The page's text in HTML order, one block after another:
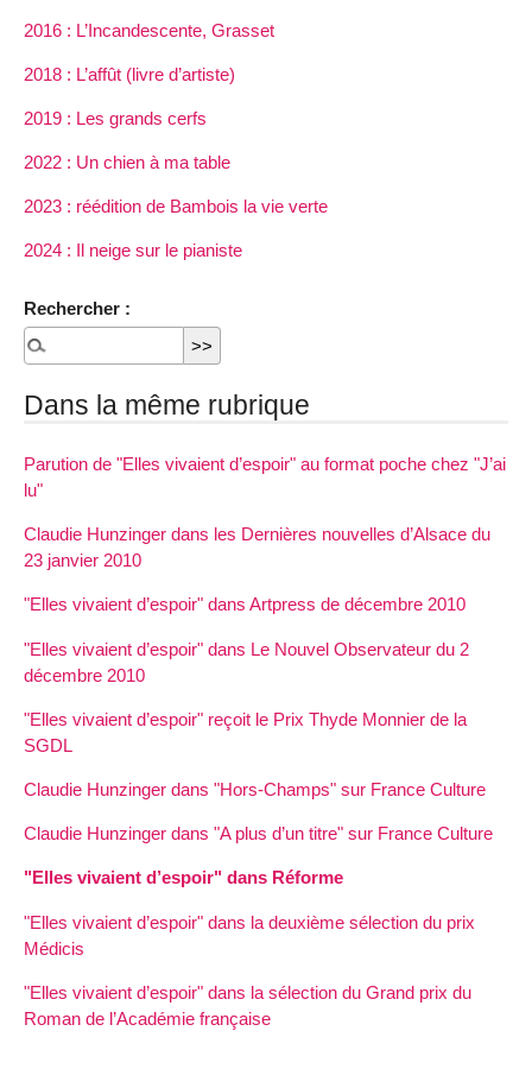
2016 : L’Incandescente, Grasset
2018 : L’affût (livre d’artiste)
2019 : Les grands cerfs
2022 : Un chien à ma table
2023 : réédition de Bambois la vie verte
2024 : Il neige sur le pianiste
Rechercher :
Dans la même rubrique
Parution de "Elles vivaient d’espoir" au format poche chez "J’ai
lu"
Claudie Hunzinger dans les Dernières nouvelles d’Alsace du
23 janvier 2010
"Elles vivaient d’espoir" dans Artpress de décembre 2010
"Elles vivaient d’espoir" dans Le Nouvel Observateur du 2
décembre 2010
"Elles vivaient d’espoir" reçoit le Prix Thyde Monnier de la
SGDL
Claudie Hunzinger dans "Hors-Champs" sur France Culture
Claudie Hunzinger dans "A plus d’un titre" sur France Culture
"Elles vivaient d’espoir" dans Réforme
"Elles vivaient d’espoir" dans la deuxième sélection du prix
Médicis
"Elles vivaient d’espoir" dans la sélection du Grand prix du
Roman de l’Académie française